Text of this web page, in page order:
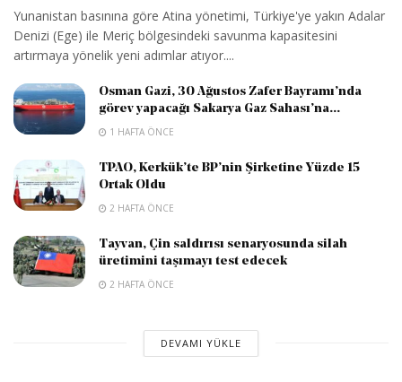
Yunanistan basınına göre Atina yönetimi, Türkiye'ye yakın Adalar
Denizi (Ege) ile Meriç bölgesindeki savunma kapasitesini
artırmaya yönelik yeni adımlar atıyor....
Osman Gazi, 30 Ağustos Zafer Bayramı’nda
görev yapacağı Sakarya Gaz Sahası’na...
1 HAFTA ÖNCE
TPAO, Kerkük’te BP’nin Şirketine Yüzde 15
Ortak Oldu
2 HAFTA ÖNCE
Tayvan, Çin saldırısı senaryosunda silah
üretimini taşımayı test edecek
2 HAFTA ÖNCE
DEVAMI YÜKLE